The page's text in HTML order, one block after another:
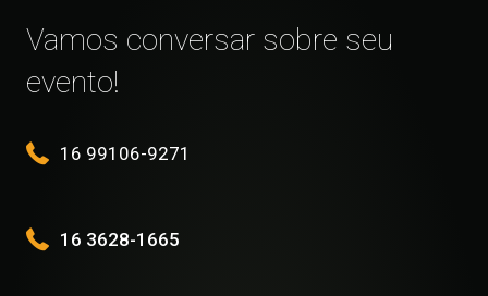
Vamos conversar sobre seu
evento!
16 99106-9271
16 3628-1665